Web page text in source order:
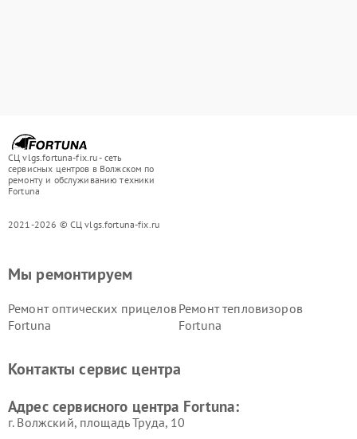
СЦ vlgs.fortuna-fix.ru - сеть
сервисных центров в Волжском по
ремонту и обслуживанию техники
Fortuna
2021-2026 © СЦ vlgs.fortuna-fix.ru
Мы ремонтируем
Ремонт оптических прицелов
Fortuna
Ремонт тепловизоров
Fortuna
Контакты сервис центра
Адрес сервисного центра Fortuna:
г. Волжский, площадь Труда, 10